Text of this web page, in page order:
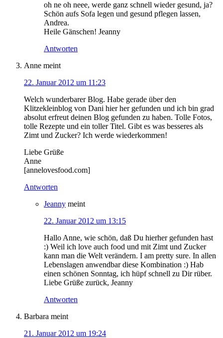
oh ne oh neee, werde ganz schnell wieder gesund, ja?
Schön aufs Sofa legen und gesund pflegen lassen,
Andrea.
Heile Gänschen! Jeanny
Antworten
Anne meint
22. Januar 2012 um 11:23
Welch wunderbarer Blog. Habe gerade über den
Klitzekleinblog von Dani hier her gefunden und ich bin grad
absolut erfreut deinen Blog gefunden zu haben. Tolle Fotos,
tolle Rezepte und ein toller Titel. Gibt es was besseres als
Zimt und Zucker? Ich werde wiederkommen!
Liebe Grüße
Anne
[annelovesfood.com]
Antworten
Jeanny meint
22. Januar 2012 um 13:15
Hallo Anne, wie schön, daß Du hierher gefunden hast
:) Weil ich love auch food und mit Zimt und Zucker
kann man die Welt verändern. I am pretty sure. In allen
Lebenslagen anwendbar diese Kombination :) Hab
einen schönen Sonntag, ich hüpf schnell zu Dir rüber.
Liebe Grüße zurück, Jeanny
Antworten
Barbara meint
21. Januar 2012 um 19:24